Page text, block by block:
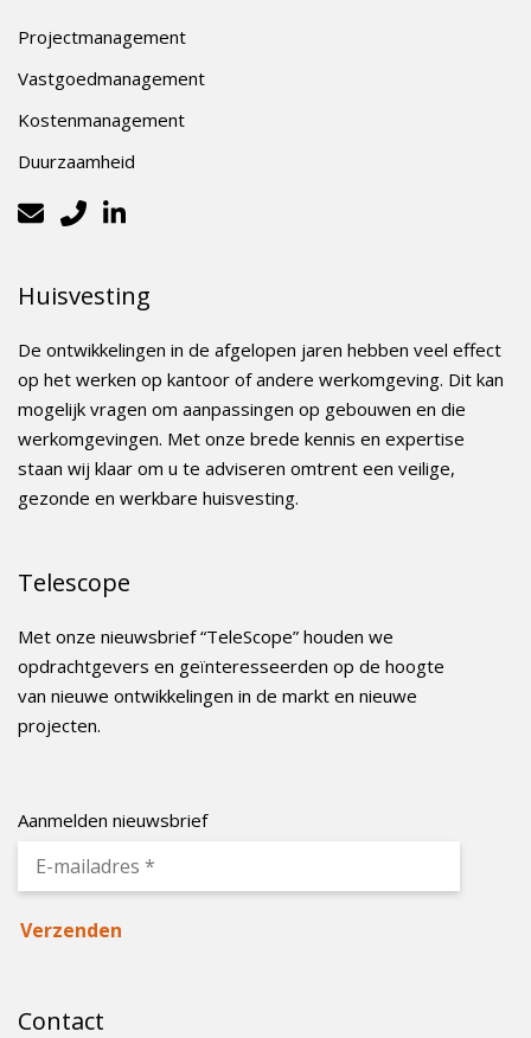
Projectmanagement
Vastgoedmanagement
Kostenmanagement
Duurzaamheid
Huisvesting
De ontwikkelingen in de afgelopen jaren hebben veel effect
op het werken op kantoor of andere werkomgeving. Dit kan
mogelijk vragen om aanpassingen op gebouwen en die
werkomgevingen. Met onze brede kennis en expertise
staan wij klaar om u te adviseren omtrent een veilige,
gezonde en werkbare huisvesting.
Telescope
Met onze nieuwsbrief “TeleScope” houden we
opdrachtgevers en geïnteresseerden op de hoogte
van nieuwe ontwikkelingen in de markt en nieuwe
projecten.
Aanmelden nieuwsbrief
Contact